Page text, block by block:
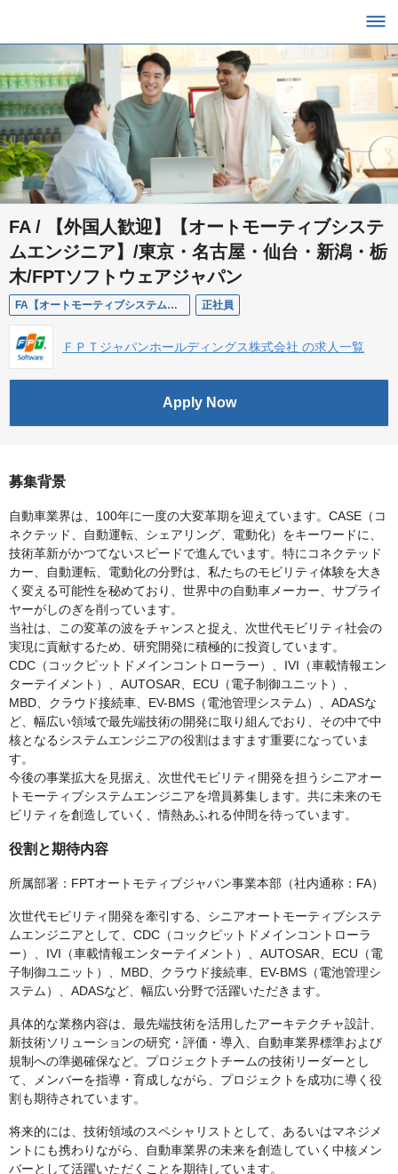
FA / 【外国人歓迎】【オートモーティブシステ
ムエンジニア】/東京・名古屋・仙台・新潟・栃
木/FPTソフトウェアジャパン
FA【オートモーティブシステムエンジニア】/東京・名古屋・仙台・新潟・栃木/FPTソフトウェアジャパン 正社員
ＦＰＴジャパンホールディングス株式会社 の求人一覧
Apply Now
募集背景
自動車業界は、100年に一度の大変革期を迎えています。CASE（コ
ネクテッド、自動運転、シェアリング、電動化）をキーワードに、
技術革新がかつてないスピードで進んでいます。特にコネクテッド
カー、自動運転、電動化の分野は、私たちのモビリティ体験を大き
く変える可能性を秘めており、世界中の自動車メーカー、サプライ
ヤーがしのぎを削っています。
当社は、この変革の波をチャンスと捉え、次世代モビリティ社会の
実現に貢献するため、研究開発に積極的に投資しています。
CDC（コックピットドメインコントローラー）、IVI（車載情報エン
ターテイメント）、AUTOSAR、ECU（電子制御ユニット）、
MBD、クラウド接続車、EV-BMS（電池管理システム）、ADASな
ど、幅広い領域で最先端技術の開発に取り組んでおり、その中で中
核となるシステムエンジニアの役割はますます重要になっていま
す。
今後の事業拡大を見据え、次世代モビリティ開発を担うシニアオー
トモーティブシステムエンジニアを増員募集します。共に未来のモ
ビリティを創造していく、情熱あふれる仲間を待っています。
役割と期待内容
所属部署：FPTオートモティブジャパン事業本部（社内通称：FA）
次世代モビリティ開発を牽引する、シニアオートモーティブシステ
ムエンジニアとして、CDC（コックピットドメインコントローラ
ー）、IVI（車載情報エンターテイメント）、AUTOSAR、ECU（電
子制御ユニット）、MBD、クラウド接続車、EV-BMS（電池管理シ
ステム）、ADASなど、幅広い分野で活躍いただきます。
具体的な業務内容は、最先端技術を活用したアーキテクチャ設計、
新技術ソリューションの研究・評価・導入、自動車業界標準および
規制への準拠確保など。プロジェクトチームの技術リーダーとし
て、メンバーを指導・育成しながら、プロジェクトを成功に導く役
割も期待されています。
将来的には、技術領域のスペシャリストとして、あるいはマネジメ
ントにも携わりながら、自動車業界の未来を創造していく中核メン
バーとして活躍いただくことを期待しています。